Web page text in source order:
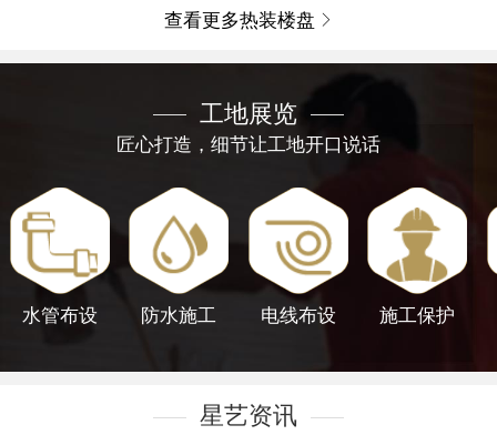
查看更多热装楼盘 
工地展览
匠心打造，细节让工地开口说话
水管布设 防水施工 电线布设 施工保护
星艺资讯